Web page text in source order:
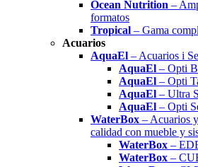
Ocean Nutrition –
formatos
Tropical – Gama
Acuarios
AquaEl – Acuarios i
AquaEl – Opti
AquaEl – Opti
AquaEl – Ultra
AquaEl – Opti
WaterBox – Acuarios
calidad con mueble y
WaterBox –
WaterBox –